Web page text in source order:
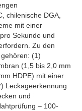
chilenische DGA,
mit einer
Sekunde und
Zu den
(1)
(1,5 bis 2,0 mm
HDPE) mit einer
Leckageerkennung
und
– 100-